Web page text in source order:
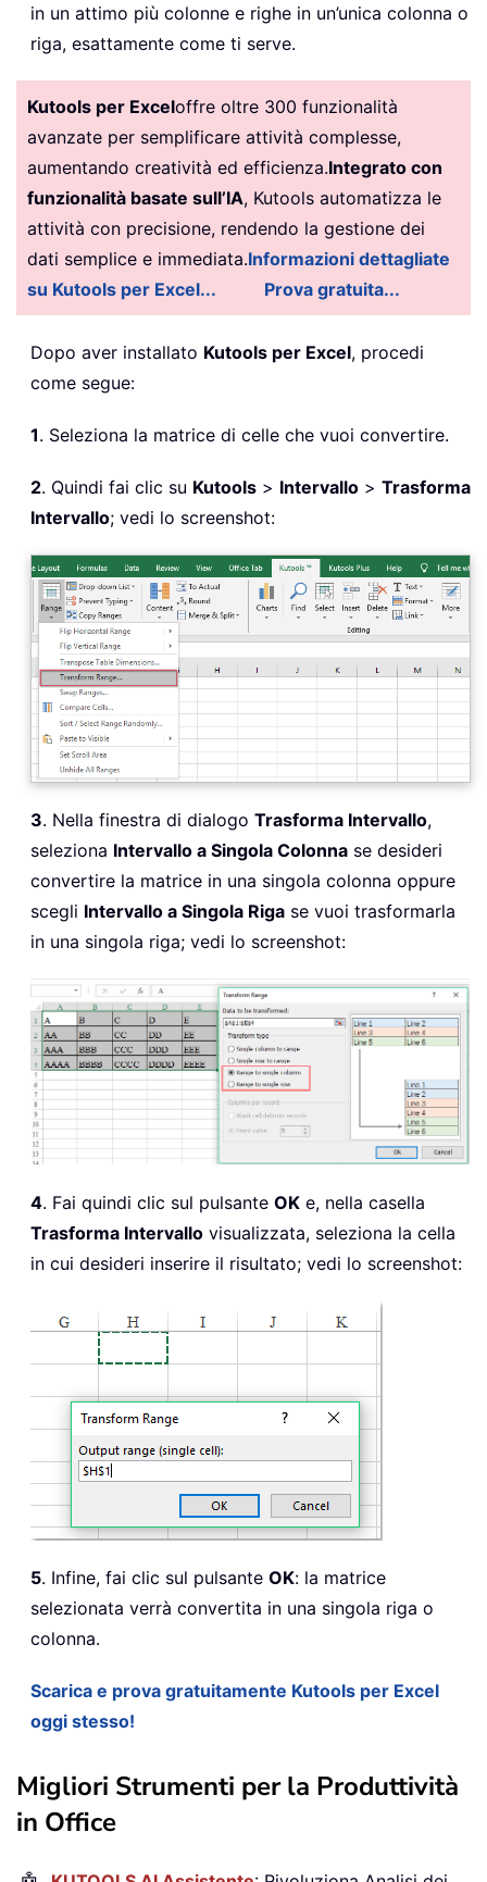
in un attimo più colonne e righe in un’unica colonna o
riga, esattamente come ti serve.
Kutools per Exceloffre oltre 300 funzionalità
avanzate per semplificare attività complesse,
aumentando creatività ed efficienza.Integrato con
funzionalità basate sull’IA, Kutools automatizza le
attività con precisione, rendendo la gestione dei
dati semplice e immediata.Informazioni dettagliate
su Kutools per Excel...
Prova gratuita...
Dopo aver installato Kutools per Excel, procedi
come segue:
1. Seleziona la matrice di celle che vuoi convertire.
2. Quindi fai clic su Kutools > Intervallo > Trasforma
Intervallo; vedi lo screenshot:
3. Nella finestra di dialogo Trasforma Intervallo,
seleziona Intervallo a Singola Colonna se desideri
convertire la matrice in una singola colonna oppure
scegli Intervallo a Singola Riga se vuoi trasformarla
in una singola riga; vedi lo screenshot:
4. Fai quindi clic sul pulsante OK e, nella casella
Trasforma Intervallo visualizzata, seleziona la cella
in cui desideri inserire il risultato; vedi lo screenshot:
5. Infine, fai clic sul pulsante OK: la matrice
selezionata verrà convertita in una singola riga o
colonna.
Scarica e prova gratuitamente Kutools per Excel
oggi stesso!
Migliori Strumenti per la Produttività
in Office